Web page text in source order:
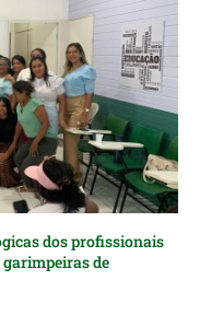
dos profissionais
de